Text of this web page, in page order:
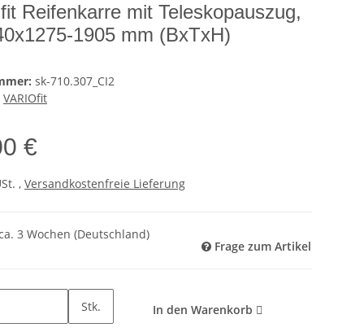
Reifenkarre mit Teleskopauszug,
1905 mm (BxTxH)
sk-710.307_CI2
VARIOfit
€
, Versandkostenfreie Lieferung
3 Wochen (Deutschland)
Frage zum Artikel
Stk. In den Warenkorb